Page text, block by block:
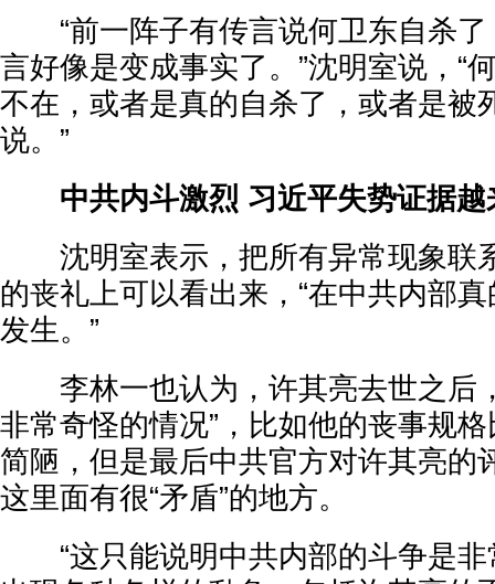
“前一阵子有传言说何卫东自杀了
言好像是变成事实了。”沈明室说，“
不在，或者是真的自杀了，或者是被
说。”
中共内斗激烈 习近平失势证据越
沈明室表示，把所有异常现象联
的丧礼上可以看出来，“在中共内部
发生。”
李林一也认为，许其亮去世之后
非常奇怪的情况”，比如他的丧事规
简陋，但是最后中共官方对许其亮的
这里面有很“矛盾”的地方。
“这只能说明中共内部的斗争是非